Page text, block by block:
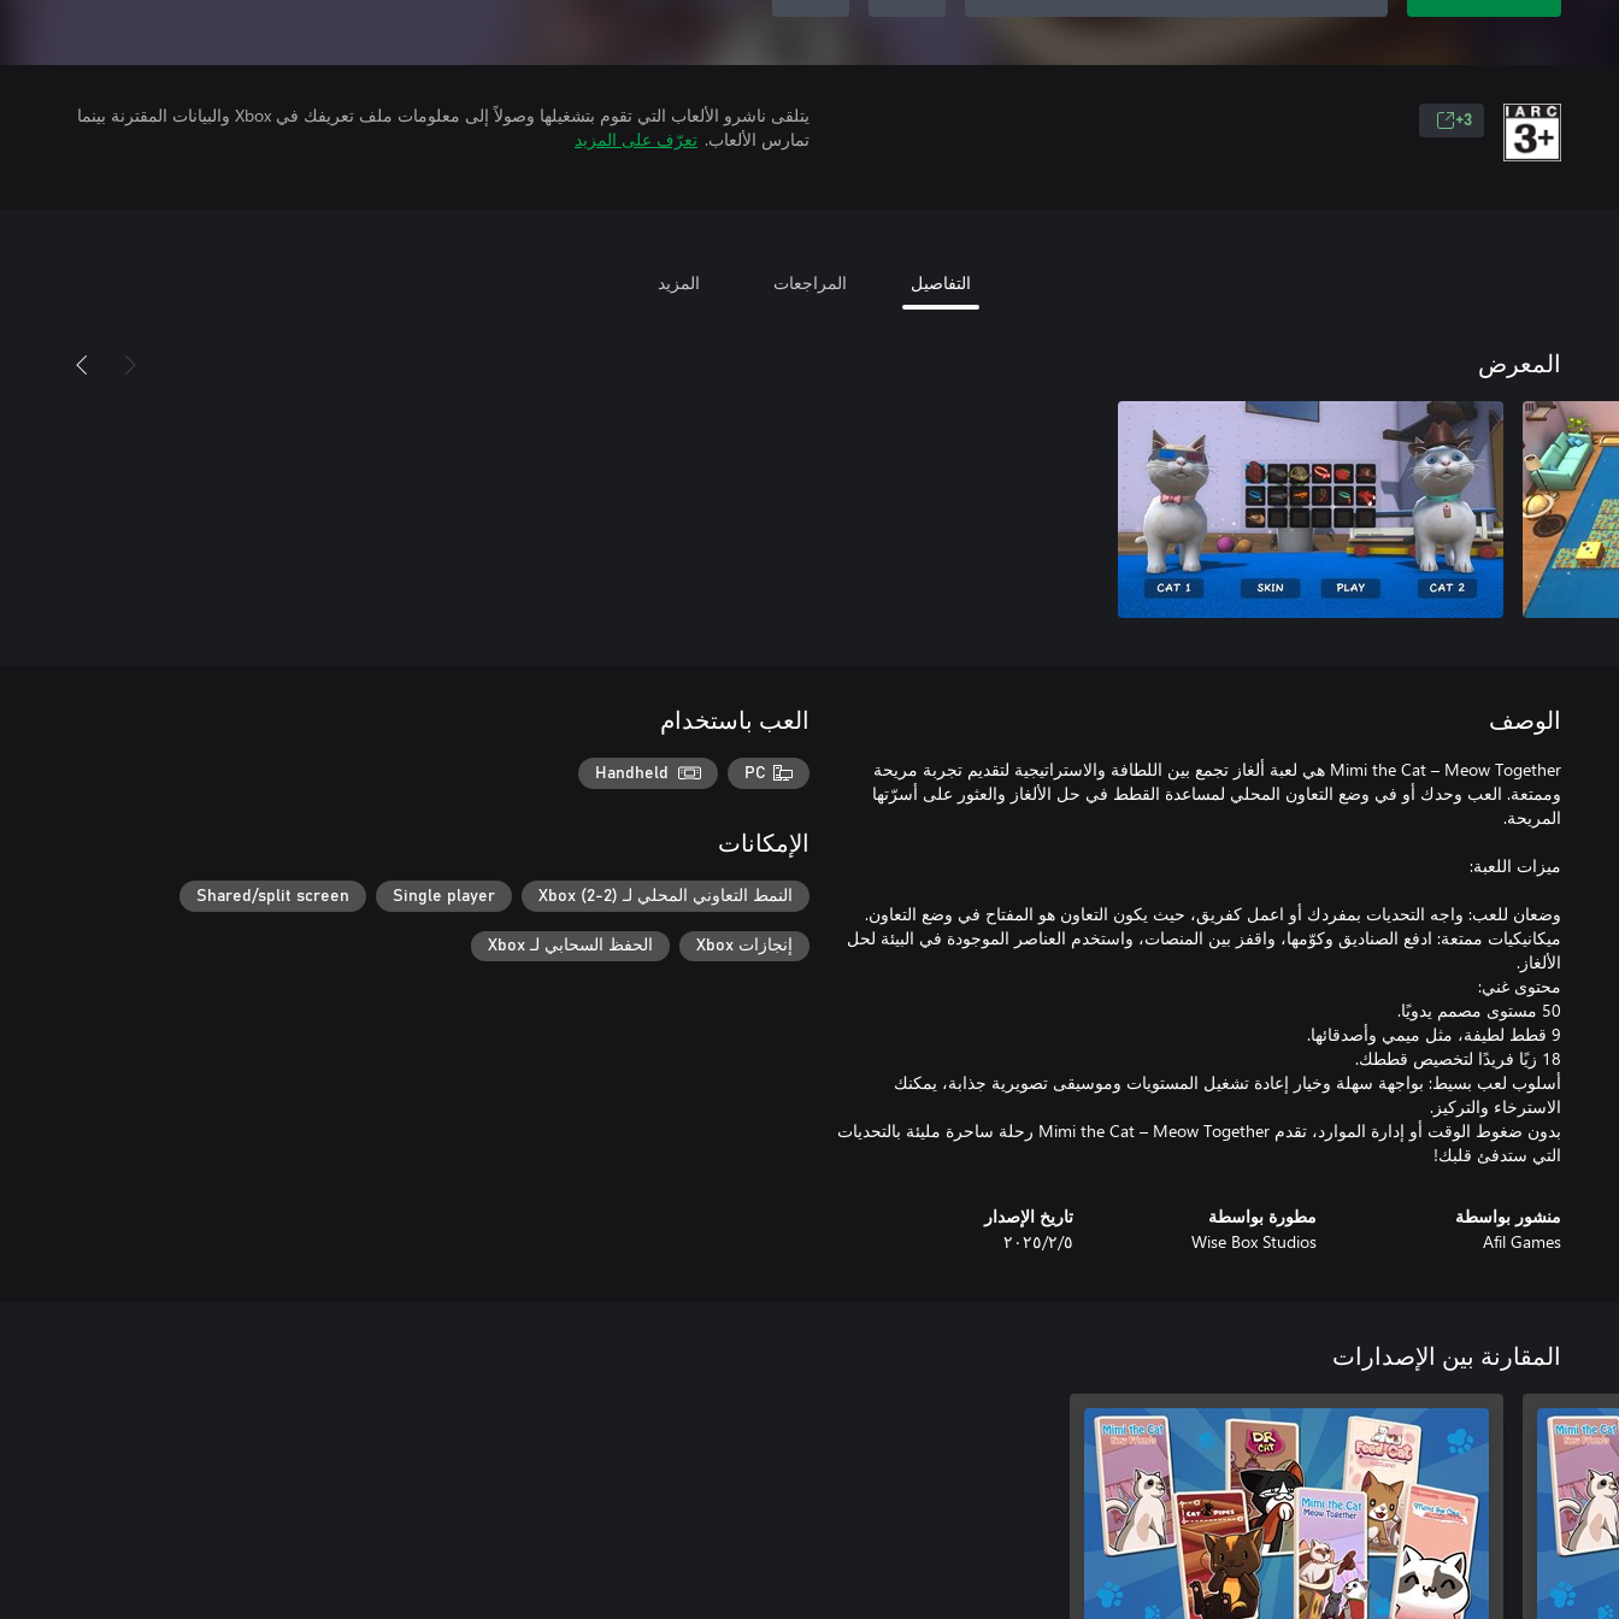
3+
يتلقى ناشرو الألعاب التي تقوم بتشغيلها وصولاً إلى معلومات ملف تعريفك في Xbox والبيانات المقترنة بينما
تمارس الألعاب. تعرّف على المزيد
التفاصيل المراجعات المزيد
المعرض
الوصف
Mimi the Cat – Meow Together هي لعبة ألغاز تجمع بين اللطافة والاستراتيجية لتقديم تجربة مريحة
وممتعة. العب وحدك أو في وضع التعاون المحلي لمساعدة القطط في حل الألغاز والعثور على أسرّتها
ميكانيكيات ممتعة: ادفع الصناديق وكوّمها، واقفز بين المنصات، واستخدم العناصر الموجودة في البيئة لحل
أسلوب لعب بسيط: بواجهة سهلة وخيار إعادة تشغيل المستويات وموسيقى تصويرية جذابة، يمكنك
بدون ضغوط الوقت أو إدارة الموارد، تقدم Mimi the Cat – Meow Together رحلة ساحرة مليئة بالتحديات
التي ستدفئ قلبك!
منشور بواسطة
Afil Games
مطورة بواسطة
Wise Box Studios
تاريخ الإصدار
٥‏/٢‏/٢٠٢٥
العب باستخدام
PC
Handheld
الإمكانات
النمط التعاوني المحلي لـ Xbox (2-2) Single player
Shared/split screen
إنجازات Xbox الحفظ السحابي لـ Xbox
المقارنة بين الإصدارات